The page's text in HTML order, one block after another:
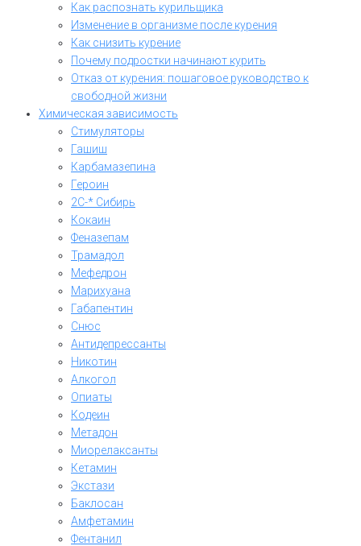
Как распознать курильщика
Изменение в организме после курения
Как снизить курение
Почему подростки начинают курить
Отказ от курения: пошаговое руководство к
свободной жизни
Химическая зависимость
Стимуляторы
Гашиш
Карбамазепина
Героин
2C-* Сибирь
Кокаин
Феназепам
Трамадол
Мефедрон
Марихуана
Габапентин
Снюс
Антидепрессанты
Никотин
Алкогол
Опиаты
Кодеин
Метадон
Миорелаксанты
Кетамин
Экстази
Баклосан
Амфетамин
Фентанил